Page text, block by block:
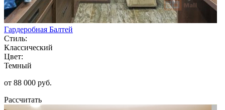
Гардеробная Балтей
Стиль:
Классический
Цвет:
Темный
от 88 000 руб.
Рассчитать